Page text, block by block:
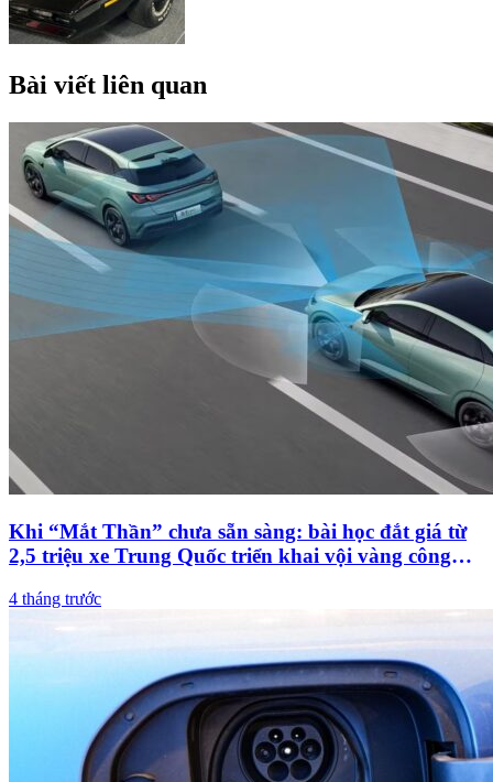
Bài viết liên quan
Khi “Mắt Thần” chưa sẵn sàng: bài học đắt giá từ
2,5 triệu xe Trung Quốc triển khai vội vàng công
4 tháng trước